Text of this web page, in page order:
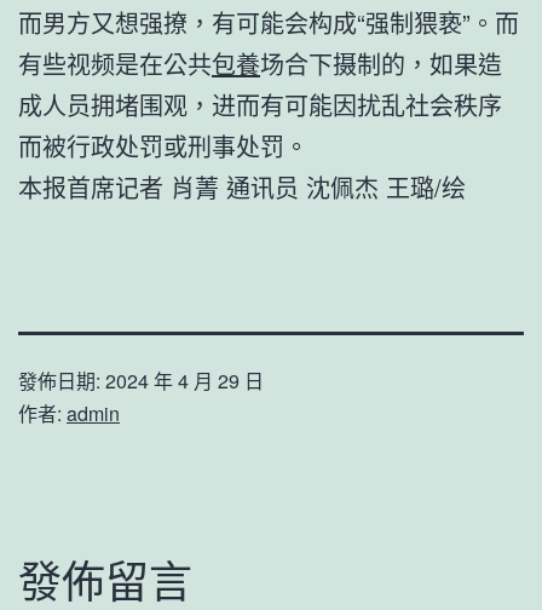
而男方又想强撩，有可能会构成“强制猥亵”。而
有些视频是在公共包養场合下摄制的，如果造
成人员拥堵围观，进而有可能因扰乱社会秩序
而被行政处罚或刑事处罚。
本报首席记者 肖菁 通讯员 沈佩杰 王璐/绘
發佈日期: 2024 年 4 月 29 日
作者: admin
發佈留言